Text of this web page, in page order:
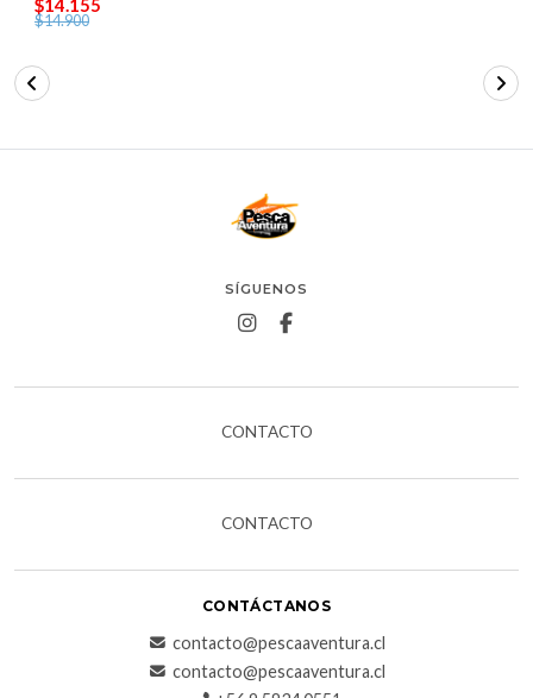
$14.155
$14.900
SÍGUENOS
CONTACTO
CONTACTO
CONTÁCTANOS
contacto@pescaaventura.cl
contacto@pescaaventura.cl